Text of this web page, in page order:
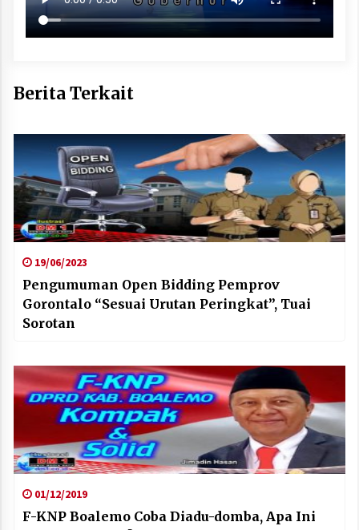
Berita Terkait
19/06/2023
Pengumuman Open Bidding Pemprov
Gorontalo “Sesuai Urutan Peringkat”, Tuai
Sorotan
01/12/2019
F-KNP Boalemo Coba Diadu-domba, Apa Ini